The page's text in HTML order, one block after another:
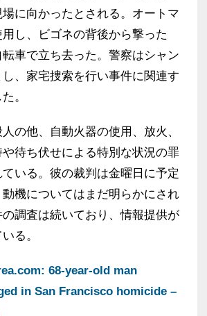
に向かったとされる。オートマ
し、ビゴネの背後から撃った
車で立ち去った。警察はシャン
、家宅捜索を行い事件に関連す
。
の他、自動火器の使用、放火、
待ち伏せによる特別な状況の罪
いる。彼の裁判は金曜日に予定
機についてはまだ明らかにされ
調査は続いており、情報提供が
る。
68-year-old man
in San Francisco homicide –